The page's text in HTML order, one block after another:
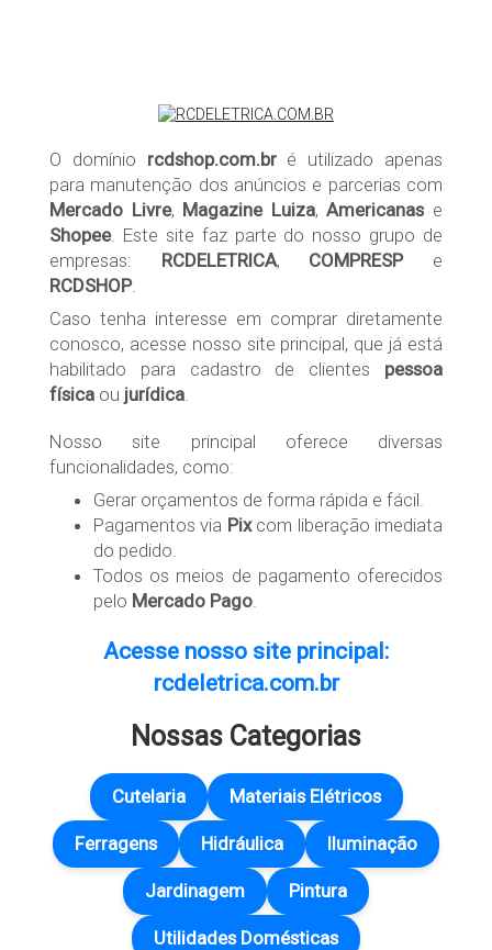
O domínio rcdshop.com.bré utilizado apenas
para manutenção dos anúncios e parcerias com
Mercado Livre, Magazine Luiza,Americanase
Shopee. Este site faz parte do nosso grupo de
empresas: RCDELETRICA, COMPRESPe
RCDSHOP.
Caso tenha interesse em comprar diretamente
conosco, acesse nosso site principal, que já está
habilitado para cadastro de clientes pessoa
física ou jurídica.
Nosso site principal oferece diversas
funcionalidades, como:
Gerar orçamentos de forma rápida e fácil.
Pagamentos via Pixcom liberação imediata
do pedido.
Todos os meios de pagamento oferecidos
pelo Mercado Pago.
Acesse nosso site principal:
rcdeletrica.com.br
Nossas Categorias
Cutelaria Materiais Elétricos
Ferragens Hidráulica Iluminação
Jardinagem Pintura
Utilidades Domésticas